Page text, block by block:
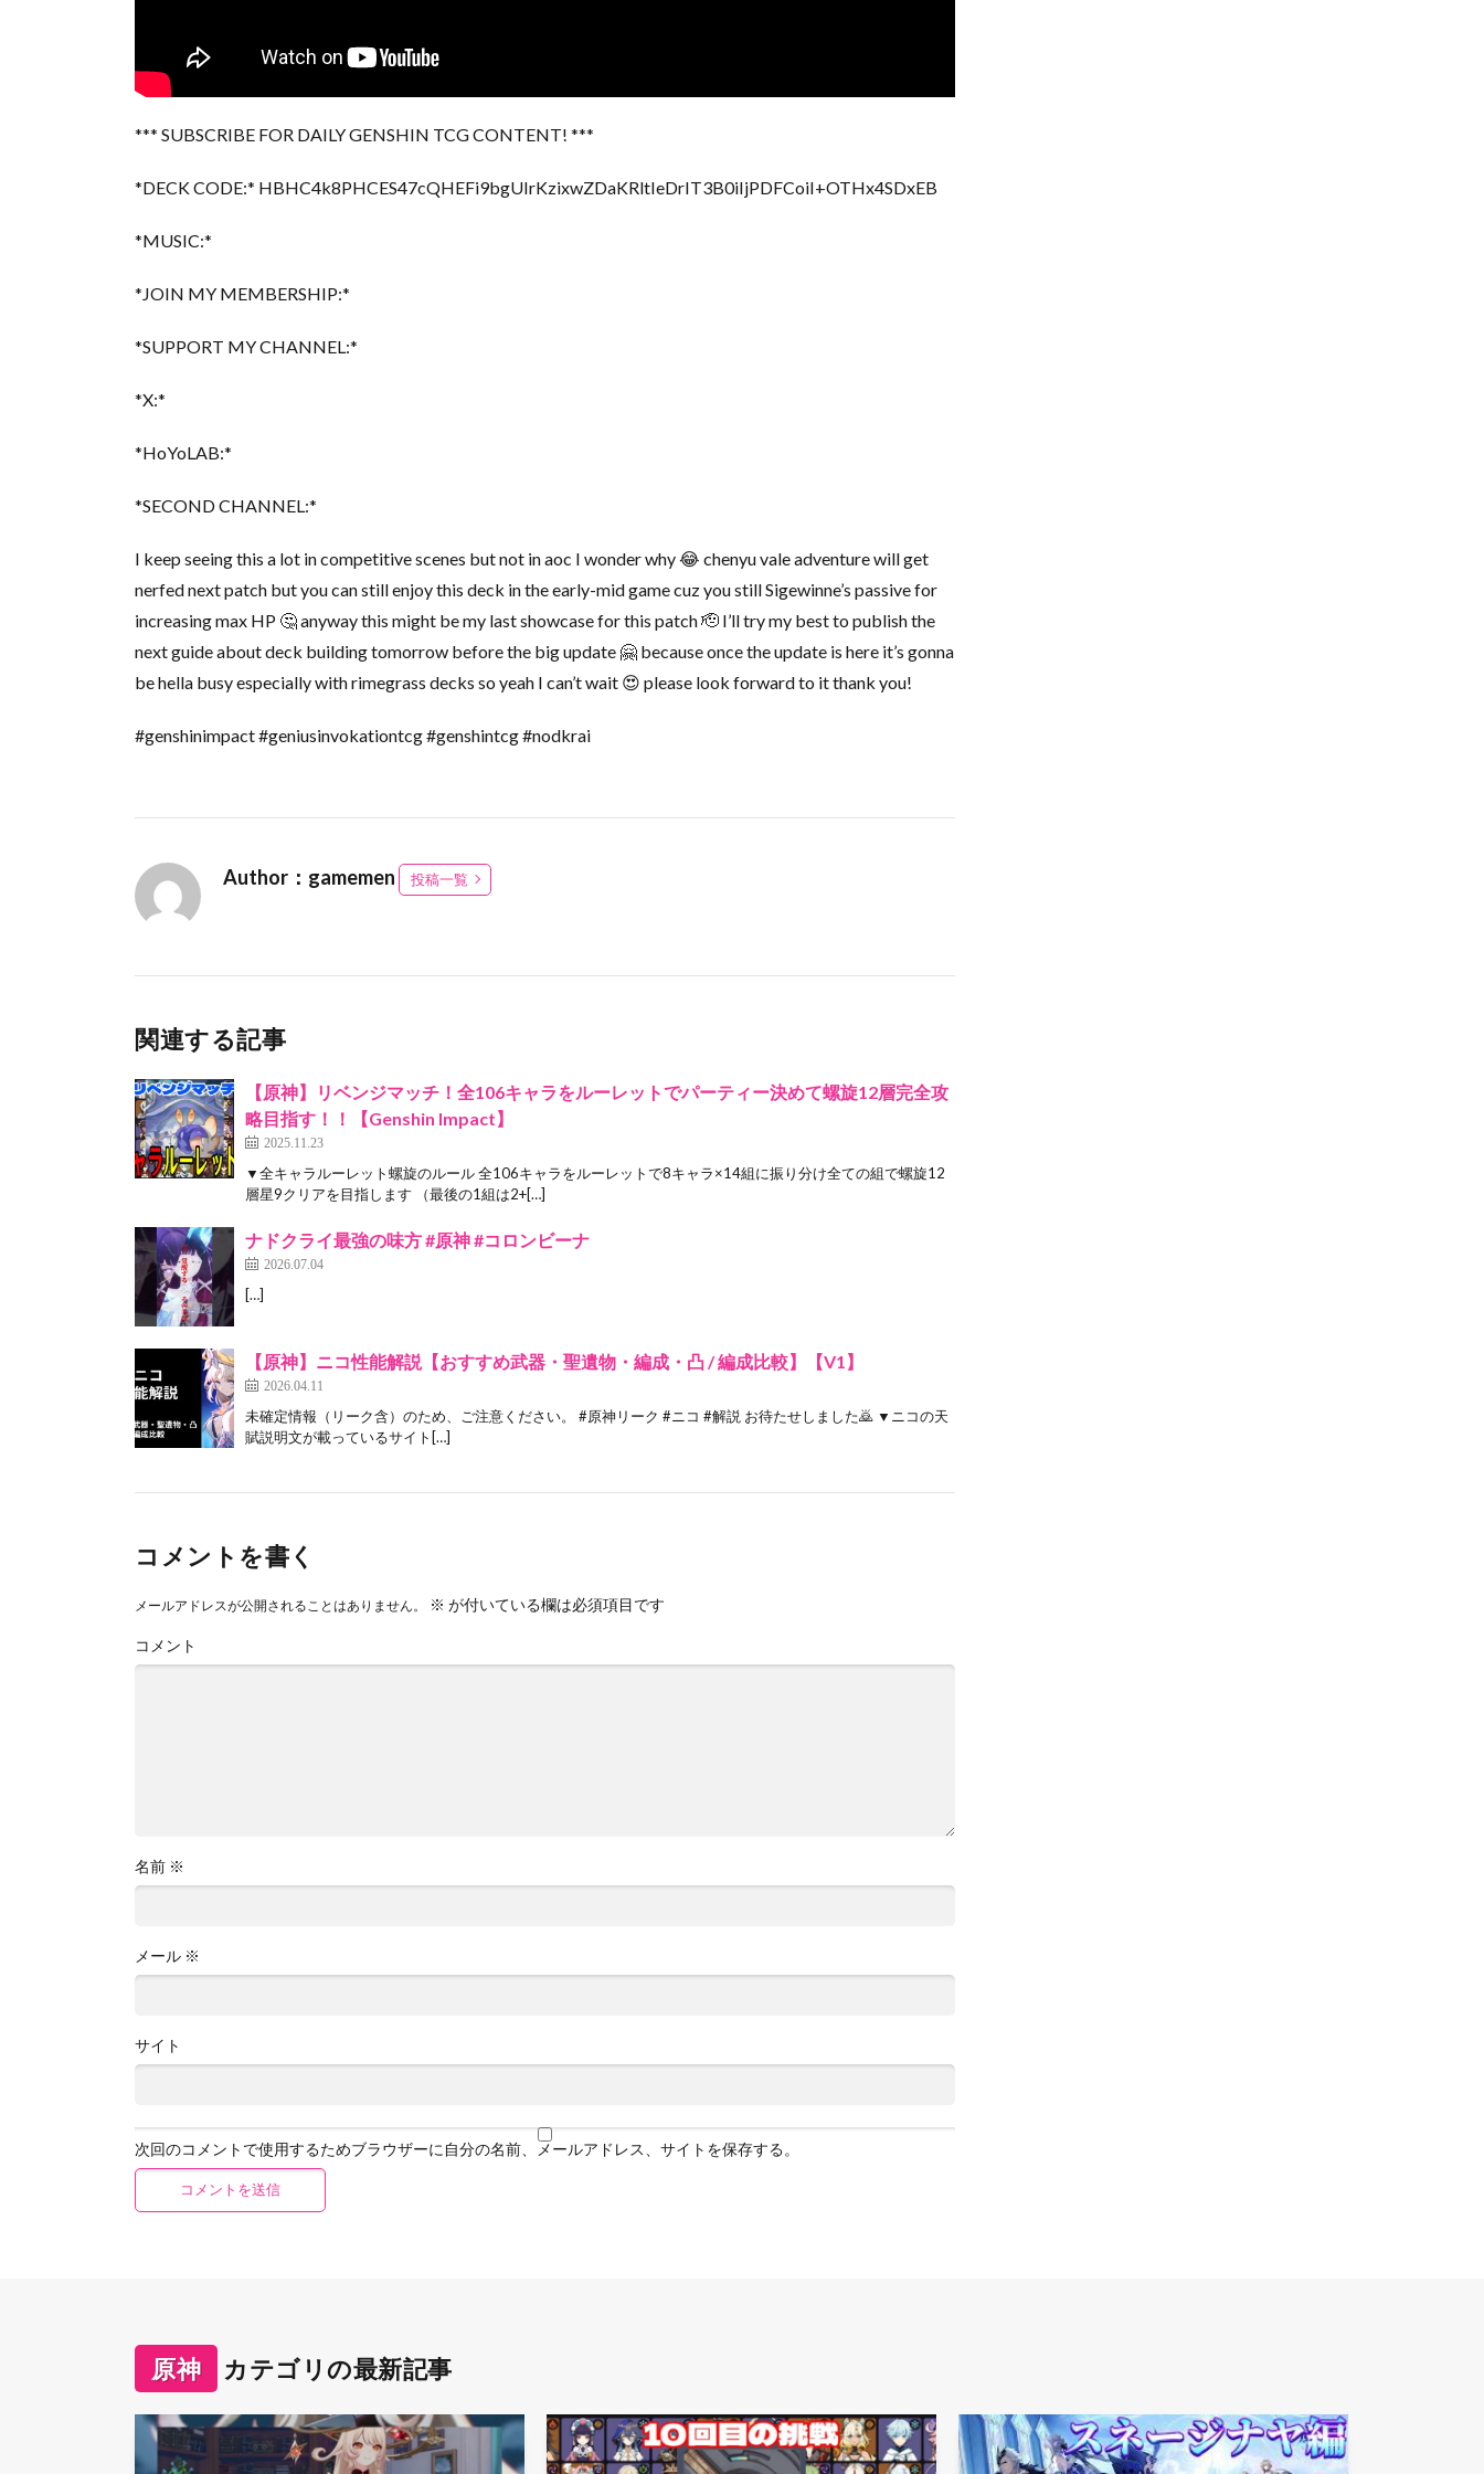
*** SUBSCRIBE FOR DAILY GENSHIN TCG CONTENT! ***
*DECK CODE:* HBHC4k8PHCES47cQHEFi9bgUIrKzixwZDaKRltIeDrIT3B0iIjPDFCoiI+OTHx4SDxEB
*MUSIC:*
*JOIN MY MEMBERSHIP:*
*SUPPORT MY CHANNEL:*
*X:*
*HoYoLAB:*
*SECOND CHANNEL:*
I keep seeing this a lot in competitive scenes but not in aoc I wonder why 😂 chenyu vale adventure will get
nerfed next patch but you can still enjoy this deck in the early-mid game cuz you still Sigewinne’s passive for
increasing max HP 🤔 anyway this might be my last showcase for this patch 🫡 I’ll try my best to publish the
next guide about deck building tomorrow before the big update 🤗 because once the update is here it’s gonna
be hella busy especially with rimegrass decks so yeah I can’t wait 😍 please look forward to it thank you!
#genshinimpact #geniusinvokationtcg #genshintcg #nodkrai
Author：gamemen 投稿一覧
関連する記事
【原神】リベンジマッチ！全106キャラをルーレットでパーティー決めて螺旋12層完全攻
略目指す！！【Genshin Impact】
2025.11.23
▼全キャラルーレット螺旋のルール 全106キャラをルーレットで8キャラ×14組に振り分け全ての組で螺旋12
層星9クリアを目指します （最後の1組は2+[…]
ナドクライ最強の味方 #原神 #コロンビーナ
2026.07.04
[…]
【原神】ニコ性能解説【おすすめ武器・聖遺物・編成・凸 / 編成比較】【V1】
2026.04.11
未確定情報（リーク含）のため、ご注意ください。 #原神リーク #ニコ #解説 お待たせしました🙇 ▼ニコの天
賦説明文が載っているサイト[…]
コメントを書く
メールアドレスが公開されることはありません。 ※ が付いている欄は必須項目です
コメント
名前 ※
メール ※
サイト
次回のコメントで使用するためブラウザーに自分の名前、メールアドレス、サイトを保存する。
原神 カテゴリの最新記事